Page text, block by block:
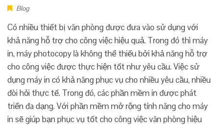
Blog
Có nhiều thiết bị văn phòng được đưa vào sử dụng với
khả năng hỗ trợ cho công việc hiệu quả. Trong đó thì máy
in, máy photocopy là không thể thiếu bởi khả năng hỗ trợ
cho công việc được thực hiện tốt như yêu cầu. Việc sử
dụng máy in có khả năng phục vụ cho nhiều yêu cầu, nhiều
đòi hỏi thực tế. Trong đó, các phần mềm in được phát
triển đa dạng. Với phần mềm mở rộng tính năng cho máy
in sẽ giúp bạn phục vụ tốt cho công việc văn phòng hiệu